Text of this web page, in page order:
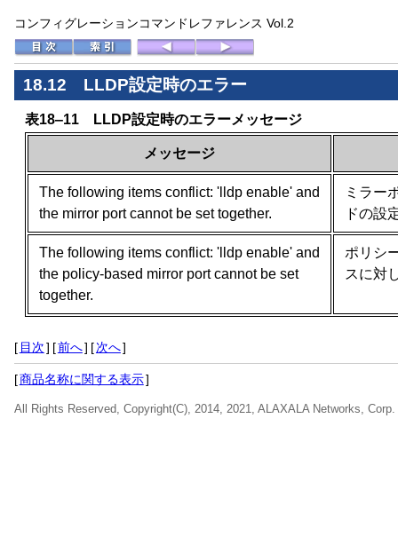
コンフィグレーションコマンドレファレンス Vol.2
18.12 LLDP設定時のエラー
表18‒11 LLDP設定時のエラーメッセージ
メッセージ
The following items conflict: 'lldp enable' and
the mirror port cannot be set together.
ミラー
ドの設
The following items conflict: 'lldp enable' and
the policy-based mirror port cannot be set
together.
ポリシ
スに対
[ 目次] [前へ] [次へ]
[商品名称に関する表示]
All Rights Reserved, Copyright(C), 2014, 2021, ALAXALA Networks, Corp.